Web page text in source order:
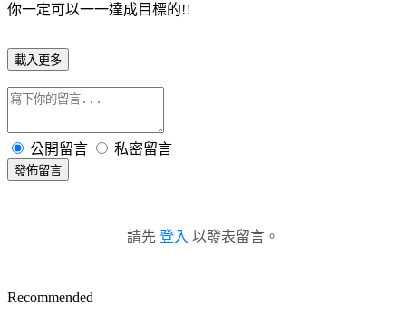
你一定可以一一達成目標的!!
載入更多
公開留言 私密留言
發佈留言
請先 登入 以發表留言。
Recommended